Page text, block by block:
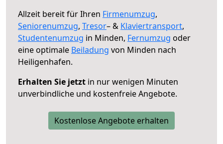
Allzeit bereit für Ihren Firmenumzug,
Seniorenumzug, Tresor– & Klaviertransport,
Studentenumzug in Minden, Fernumzug oder
eine optimale Beiladung von Minden nach
Heiligenhafen.
Erhalten Sie jetzt in nur wenigen Minuten
unverbindliche und kostenfreie Angebote.
Kostenlose Angebote erhalten